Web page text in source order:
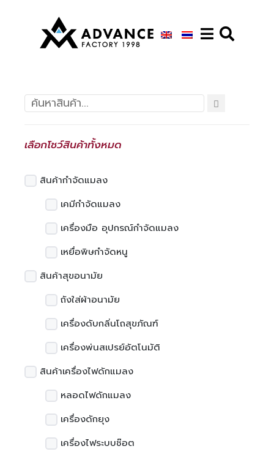
เลือกโชว์สินค้าทั้งหมด
สินค้ากำจัดแมลง
เคมีกำจัดแมลง
เครื่องมือ อุปกรณ์กำจัดแมลง
เหยื่อพิษกำจัดหนู
สินค้าสุขอนามัย
ถังใส่ผ้าอนามัย
เครื่องดับกลิ่นโถสุขภัณฑ์
เครื่องพ่นสเปรย์อัตโนมัติ
สินค้าเครื่องไฟดักแมลง
หลอดไฟดักแมลง
เครื่องดักยุง
เครื่องไฟระบบช๊อต